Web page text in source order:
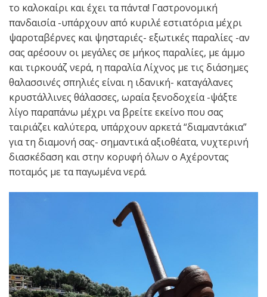
το καλοκαίρι και έχει τα πάντα! Γαστρονομική
πανδαισία -υπάρχουν από κυριλέ εστιατόρια μέχρι
ψαροταβέρνες και ψησταριές- εξωτικές παραλίες -αν
σας αρέσουν οι μεγάλες σε μήκος παραλίες, με άμμο
και τιρκουάζ νερά, η παραλία Λίχνος με τις διάσημες
θαλασσινές σπηλιές είναι η ιδανική- καταγάλανες
κρυστάλλινες θάλασσες, ωραία ξενοδοχεία -ψάξτε
λίγο παραπάνω μέχρι να βρείτε εκείνο που σας
ταιριάζει καλύτερα, υπάρχουν αρκετά “διαμαντάκια”
για τη διαμονή σας- σημαντικά αξιοθέατα, νυχτερινή
διασκέδαση και στην κορυφή όλων ο Αχέροντας
ποταμός με τα παγωμένα νερά.